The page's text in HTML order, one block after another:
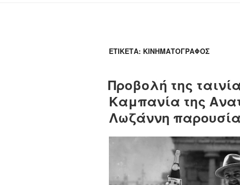
ΕΤΙΚΈΤΑ: ΚΙΝΗΜΑΤΟΓΡΆΦΟΣ
Προβολή της
Καμπανία της
Λωζάννη παρουσία